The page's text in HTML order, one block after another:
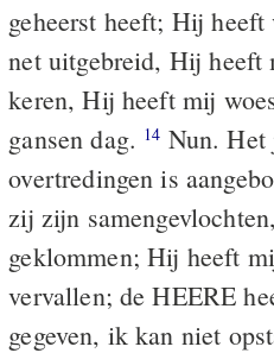
geheerst heeft; Hij
net uitgebreid, Hij heeft
keren, Hij heeft mij
gansen dag. 14 Nun.
overtredingen is
zij zijn
geklommen; Hij heeft
vervallen; de HEERE
gegeven, ik kan niet